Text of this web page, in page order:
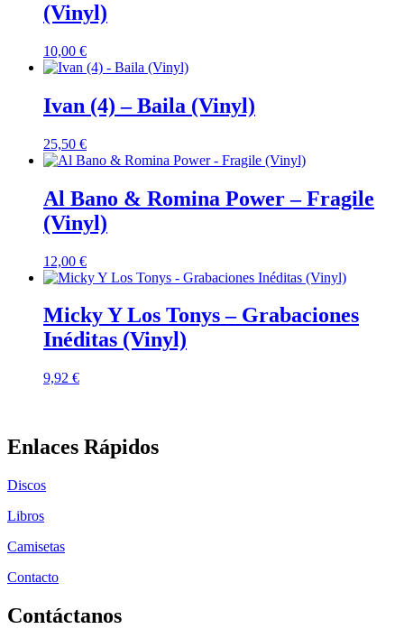
(Vinyl)
10,00 €
Ivan (4) – Baila (Vinyl)
25,50 €
Al Bano & Romina Power – Fragile
(Vinyl)
12,00 €
Micky Y Los Tonys – Grabaciones
Inéditas (Vinyl)
9,92 €
Enlaces Rápidos
Discos
Libros
Camisetas
Contacto
Contáctanos